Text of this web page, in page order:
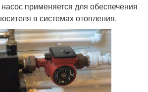
применяется для обеспечения
в системах отопления.